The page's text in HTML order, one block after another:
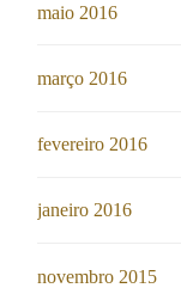
maio 2016
março 2016
fevereiro 2016
janeiro 2016
novembro 2015